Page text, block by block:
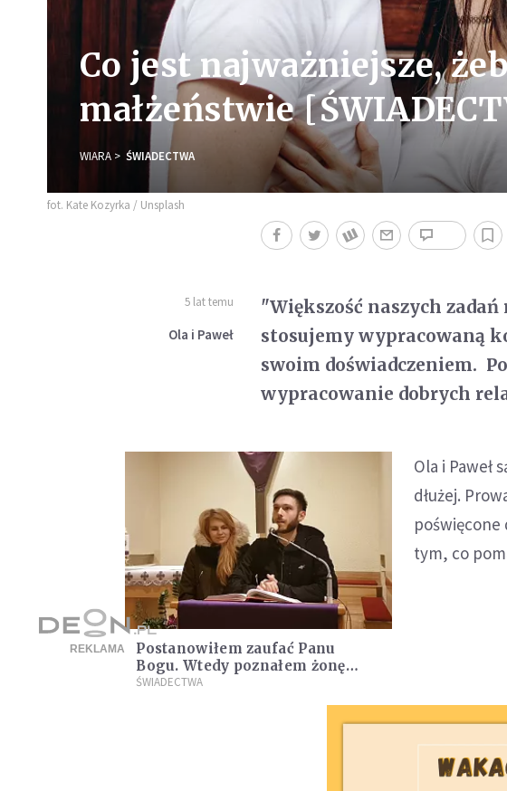
Co jest najważniejsze,
małżeństwie
WIARA ŚWIADECTWA
fot. Kate Kozyrka / Unsplash
5 lat temu
Ola i Paweł
"Większość naszych
stosujemy wypracowaną
swoim doświadczeniem.
wypracowanie dobrych
Postanowiłem zaufać Panu
Bogu. Wtedy poznałem żonę
[ŚWIADECTWO]
ŚWIADECTWA
Ola i Paweł
dłużej.
poświęcone
tym, co